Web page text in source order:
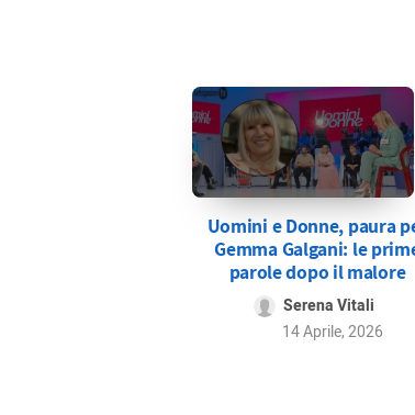
Uomini e Donne, paura
Gemma Galgani: le
parole dopo il malore
Serena Vitali
14 Aprile, 2026